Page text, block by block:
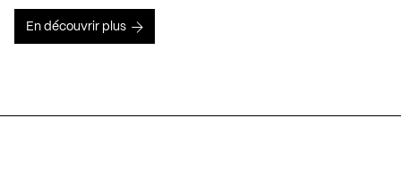
En découvrir plus